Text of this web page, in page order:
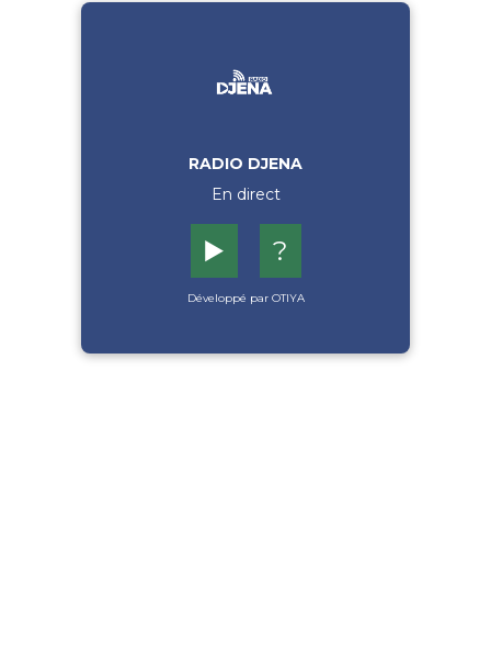
RADIO DJENA
En direct
▶️ ?
Développé par OTIYA